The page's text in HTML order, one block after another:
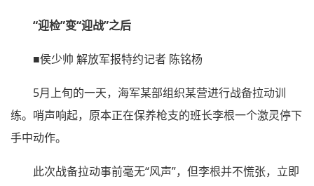
“迎检”变“迎战”之后
■侯少帅 解放军报特约记者 陈铭杨
5月上旬的一天，海军某部组织某营进行战备拉动训
练。哨声响起，原本正在保养枪支的班长李根一个激灵停下
手中动作。
此次战备拉动事前毫无“风声”，但李根并不慌张，立即